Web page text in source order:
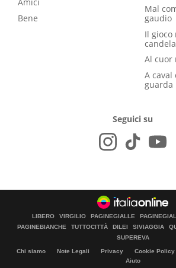
Amici
Bene
Mal
gaudio
Il gioco
candela
Al cuor
A caval
guarda
Seguici su
LIBERO VIRGILIO PAGINEGIALLE
PAGINEBIANCHE
TUTTOCITTÀ DILEI SIVIAGGIA
SUPEREVA
Chi siamo Note Legali Privacy Cookie Policy
Aiuto